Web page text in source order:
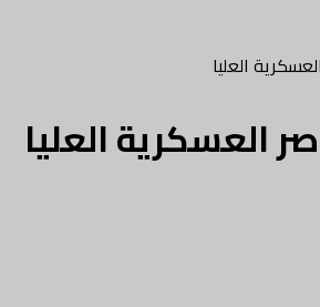
العليا
العسكرية العليا